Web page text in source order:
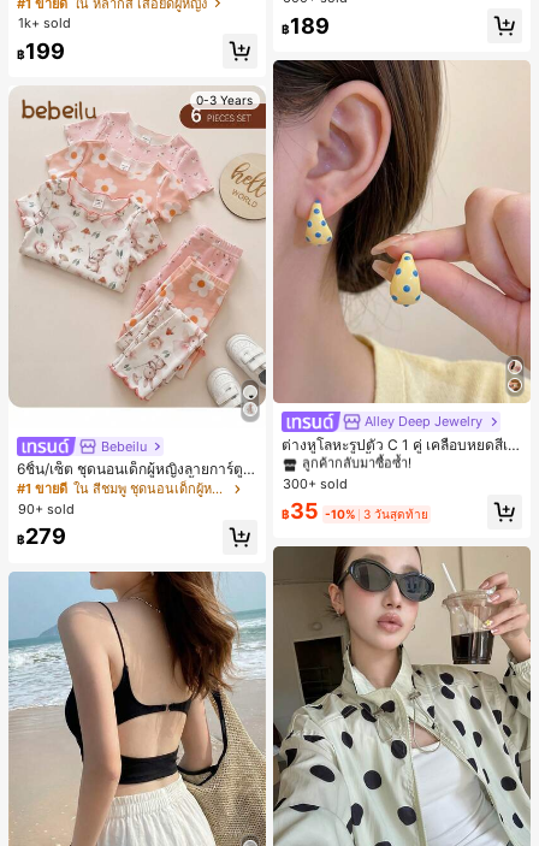
สปอร์ตแฟชั่นมินิมอล ของขวัญสำหรับเ
พื่อน
1k+ sold
฿199
0-3 Years
Bebeilu
6ชิ้น/เซ็ต ชุดนอนเด็กผู้หญิงลายการ์ตูน
หมีและดอกไม้ คอกลม แขนสั้น กางเกง
ขาสั้น ขอบระบาย สวมใส่สบาย
#1 ขายดี
ใน สีชมพู ชุดนอนเด็กผู้หญิง
90+ sold
฿279
฿189
Alley Deep Jewelry
ต่างหูโลหะรูปตัว C 1 คู่ เคลือบหยดสีเห
ลือง ลายจุดสีน้ำเงิน สไตล์ยุโรปและอเม
ริกัน แฟชั่นส่วนตัว หวานและสง่างาม
สำหรับผู้หญิงและเด็กหญิง สำหรับการเ
ดินทาง งานแต่งงาน ปาร์ตี้ วันเกิด ของ
#1 ขายดี ใน โบโฮ ต่างหูผู้หญิง
ลูกค้ากลับมาซื้อซ้ำ!
เกือบหมดแล้ว!
#1 ขายดี ใน โบโฮ ต่างหูผู้หญิง
ลูกค้ากลับมาซื้อซ้ำ!
เกือบหมดแล้ว!
#1 ขายดี ใน โบโฮ ต่างหูผู้หญิง
ลูกค้ากลับมาซื้อซ้ำ!
เกือบหมดแล้ว!
#1 ขายดี ใน โบโฮ ต่างหูผู้หญิง
ลูกค้ากลับมาซื้อซ้ำ!
300+ sold
฿35 -10% 3 วันสุดท้าย